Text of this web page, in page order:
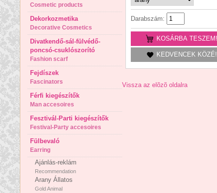
Cosmetic products
Dekorkozmetika
Decorative Cosmetics
Divatkendő-sál-fülvédő-
poncsó-csuklószorító
Fashion scarf
Fejdíszek
Fascinators
Férfi kiegészítők
Man accesoires
Fesztivál-Parti kiegészítők
Festival-Party accesoires
Fülbevaló
Earring
Ajánlás-reklám
Recommendation
Arany Állatos
Gold Animal
Darabszám:
KOSÁRBA TESZEM!
KEDVENCEK KÖZÉ!
Vissza az elõzõ oldalra